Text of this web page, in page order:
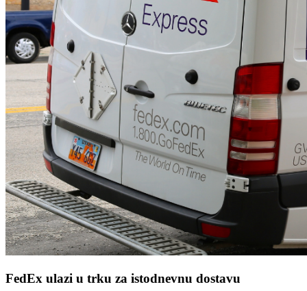
FedEx ulazi u trku za istodnevnu dostavu